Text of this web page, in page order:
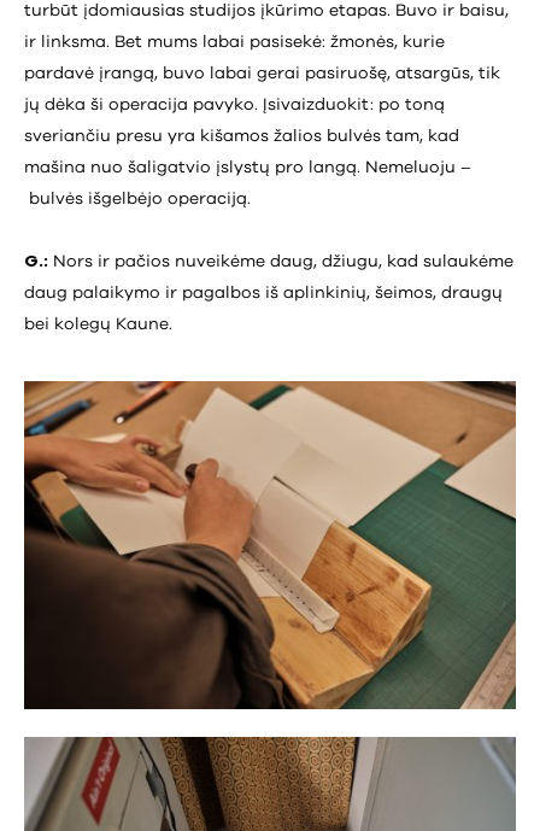
turbūt įdomiausias studijos įkūrimo etapas. Buvo ir baisu,
ir linksma. Bet mums labai pasisekė: žmonės, kurie
pardavė įrangą, buvo labai gerai pasiruošę, atsargūs, tik
jų dėka ši operacija pavyko. Įsivaizduokit: po toną
sveriančiu presu yra kišamos žalios bulvės tam, kad
mašina nuo šaligatvio įslystų pro langą. Nemeluoju –
bulvės išgelbėjo operaciją.
G.: Nors ir pačios nuveikėme daug, džiugu, kad sulaukėme
daug palaikymo ir pagalbos iš aplinkinių, šeimos, draugų
bei kolegų Kaune.